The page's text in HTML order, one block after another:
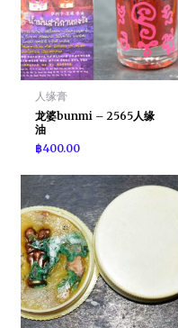
人缘膏
龙婆bunmi – 2565人缘
油
฿400.00